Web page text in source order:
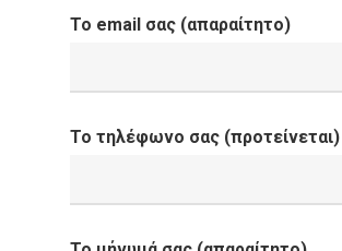
Το email σας (απαραίτητο)
Το τηλέφωνο σας (προτείνεται)